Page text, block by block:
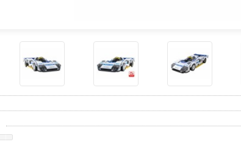
Оплачивайте
25% картой